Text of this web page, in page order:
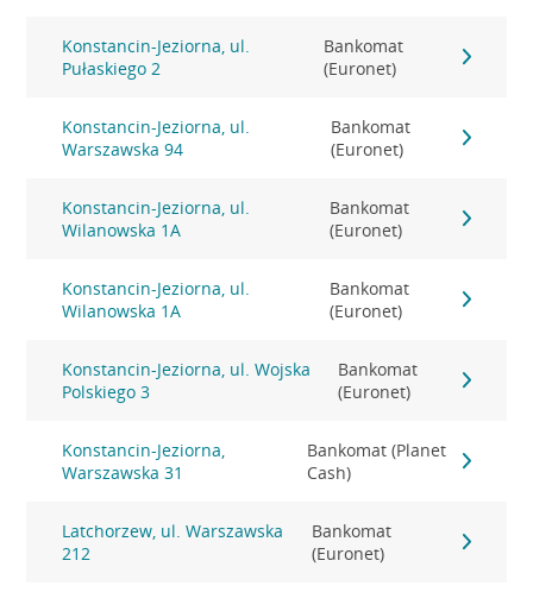
Konstancin-Jeziorna, ul.
Pułaskiego 2
Bankomat
(Euronet)
Konstancin-Jeziorna, ul.
Warszawska 94
Bankomat
(Euronet)
Konstancin-Jeziorna, ul.
Wilanowska 1A
Bankomat
(Euronet)
Konstancin-Jeziorna, ul.
Wilanowska 1A
Bankomat
(Euronet)
Konstancin-Jeziorna, ul. Wojska
Polskiego 3
Bankomat
(Euronet)
Konstancin-Jeziorna,
Warszawska 31
Bankomat (Planet
Cash)
Latchorzew, ul. Warszawska
212
Bankomat
(Euronet)